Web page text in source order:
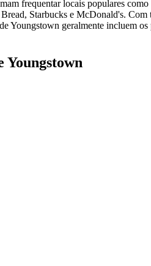
frequentar locais populares
Starbucks e McDonald's. Com
Youngstown geralmente incluem